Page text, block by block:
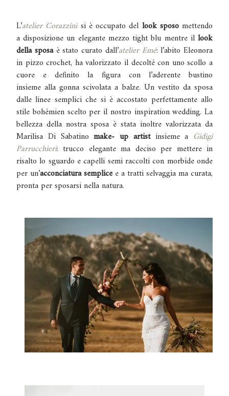
L’atelier Corazzinisi è occupato del look sposomettendo
a disposizione un elegante mezzo tight blu mentre illook
della sposaè stato curato dall’atelier Emé: l’abito Eleonora
in pizzo crochet, ha valorizzato il decolté con uno scollo a
cuore e definito la figura con l’aderente bustino
insieme alla gonna scivolata a balze. Un vestito da sposa
dalle linee semplici che si è accostato perfettamente allo
stile bohémien scelto per il nostro inspiration wedding. La
bellezza della nostra sposa è stata inoltre valorizzata da
Marilisa Di Sabatinomake- up artistinsieme a Gidigi
Parrucchieri: trucco elegante ma deciso per mettere in
risalto lo sguardo e capelli semi raccolti con morbide onde
per un’acconciatura semplice e a tratti selvaggia ma curata,
pronta per sposarsi nella natura.